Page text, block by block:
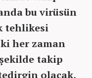
bu virüsün
tehlikesi
her zaman
takip
olacak,